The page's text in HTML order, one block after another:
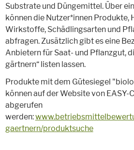
Substrate und Düngemittel. Über
können die Nutzer*innen Produkte,
Wirkstoffe, Schädlingsarten und
abfragen. Zusätzlich gibt es eine
Anbietern für Saat- und Pflanzgut,
gärtnern“ listen lassen.
Produkte mit dem Gütesiegel
können auf der Website von EASY-
abgerufen
werden:
gaertnern/produktsuche